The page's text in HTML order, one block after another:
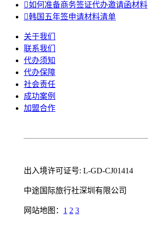
如何准备商务签证代办邀请函材料
韩国五年签申请材料清单
关于我们
联系我们
代办须知
代办保障
社会责任
成功案例
加盟合作
出入境许可证号: L-GD-CJ01414
中途国际旅行社深圳有限公司
网站地图： 1 2 3